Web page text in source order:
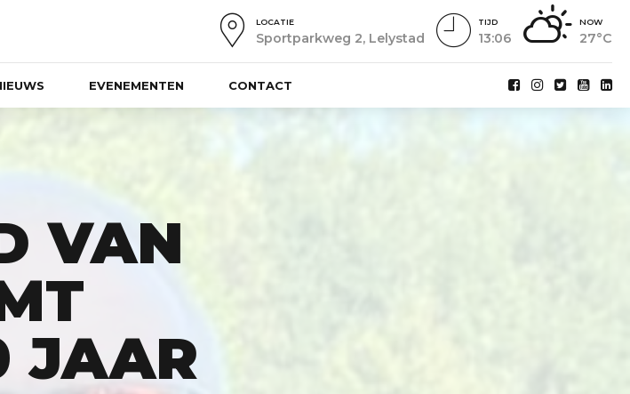
NOW
27°C
TIJD
13:07
LOCATIE
Sportparkweg 2, Lelystad
EVENEMENTEN CONTACT
VAN
JAAR